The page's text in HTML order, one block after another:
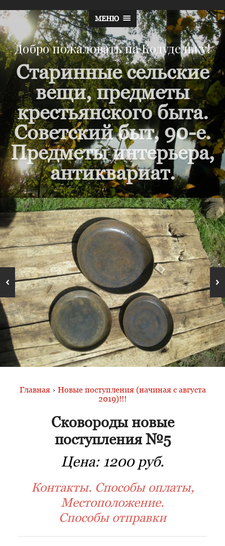
МЕНЮ
Добро пожаловать на Кодудельку!
Старинные сельские
вещи, предметы
крестьянского быта.
Советский быт, 90-е.
Предметы интерьера,
антиквариат.
Главная › Новые поступления (начиная с августа
2019)!!!
Сковороды новые
поступления №5
Цена: 1200 руб.
Контакты. Способы оплаты,
Местоположение.
Способы отправки